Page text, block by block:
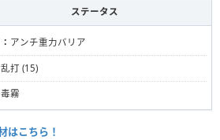
ステータス
アンチ重力バリア
乱打 (15)
毒霧
はこちら！